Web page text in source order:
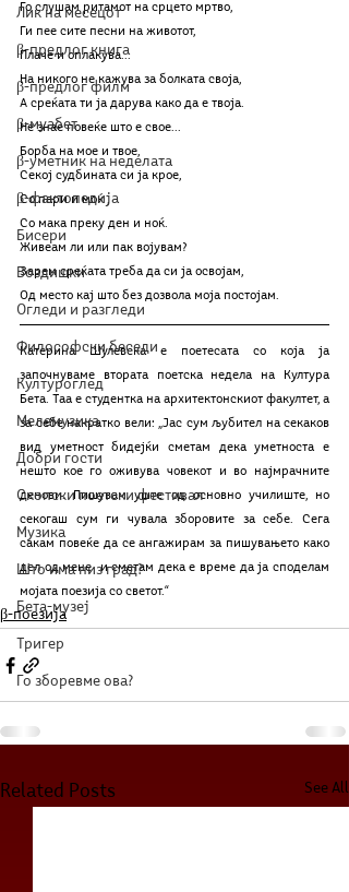
Лик на месецот
β-предлог книга
β-предлог филм
β-муабет
β-уметник на неделата
β-фактопедија
Бисери
Воздишки
Огледи и разгледи
Философски беседи
Културоглед
Мелемузика
Добри гости
Скопски поетски фестивал
Музика
Што има низ град?
Бета-музеј
Тригер
Го зборевме ова?
Го слушам ритамот на срцето мртво,
Ги пее сите песни на животот,
Плаче и оплакува...
На никого не кажува за болката своја,
А среќата ти ја дарува како да е твоја.
Не знае повеќе што е свое...
Борба на мое и твое,
Секој судбината си ја крое,
Со пари и моќ ,
Со мака преку ден и ноќ.
Живеам ли или пак војувам?
Зарем среќата треба да си ја освојам,
Од место кај што без дозвола моја постојам.
Катерина Шулевска е поетесата со која ја
започнуваме втората поетска недела на Култура
Бета. Таа е студентка на архитектонскиот факултет, а
за себе накратко вели: „Јас сум љубител на секаков
вид уметност бидејќи сметам дека уметноста е
нешто кое го оживува човекот и во најмрачните
денови. Пишувам уште од основно училиште, но
секогаш сум ги чувала зборовите за себе. Сега
сакам повеќе да се ангажирам за пишувањето како
дел од мене  и сметам дека е време да ја споделам
мојата поезија со светот.“
β-поезија
Related Posts See All